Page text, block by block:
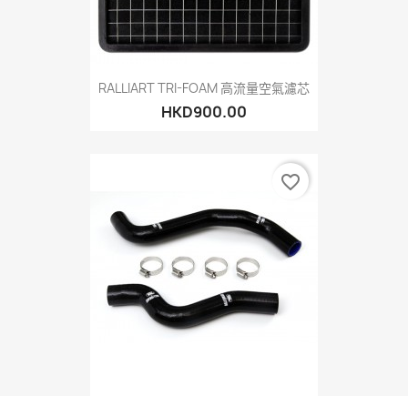
RALLIART TRI-FOAM 高流量空氣濾芯
HKD900.00
favorite_border